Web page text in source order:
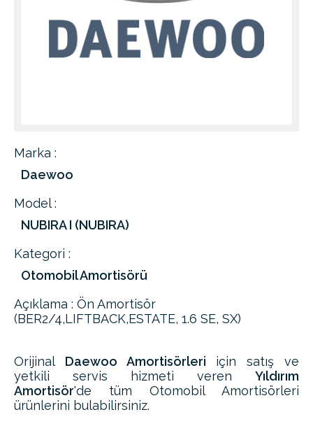
Marka :
Daewoo
Model :
NUBIRA I (NUBIRA)
Kategori :
Otomobil Amortisörü
Açıklama : Ön Amortisör
(BER2/4,LIFTBACK,ESTATE, 1.6 SE, SX)
Orijinal Daewoo Amortisörleri için satış ve
yetkili servis hizmeti veren Yıldırım
Amortisör'de tüm Otomobil Amortisörleri
ürünlerini bulabilirsiniz.